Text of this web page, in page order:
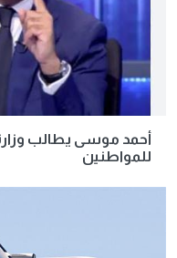
أحمد موسى يطالب وزارة
للمواطنين